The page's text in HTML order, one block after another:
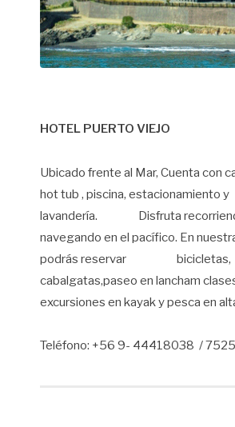
HOTEL PUERTO VIEJO
Ubicado frente al Mar, Cuenta con
hot tub , piscina, estacionamiento y
lavandería. Disfruta
navegando en el pacífico. En
podrás reservar bicicletas,
cabalgatas,paseo en lancham
excursiones en kayak y pesca en
Teléfono: +56 9- 44418038 /